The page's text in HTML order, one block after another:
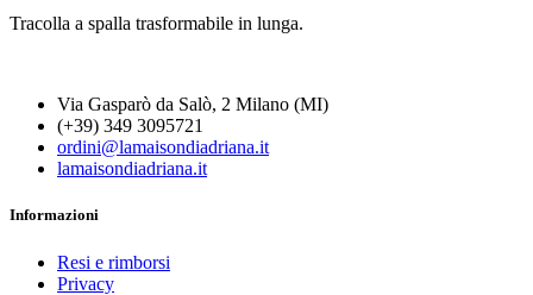
Tracolla a spalla trasformabile in lunga.
Via Gasparò da Salò, 2 Milano (MI)
(+39) 349 3095721
ordini@lamaisondiadriana.it
lamaisondiadriana.it
Informazioni
Resi e rimborsi
Privacy